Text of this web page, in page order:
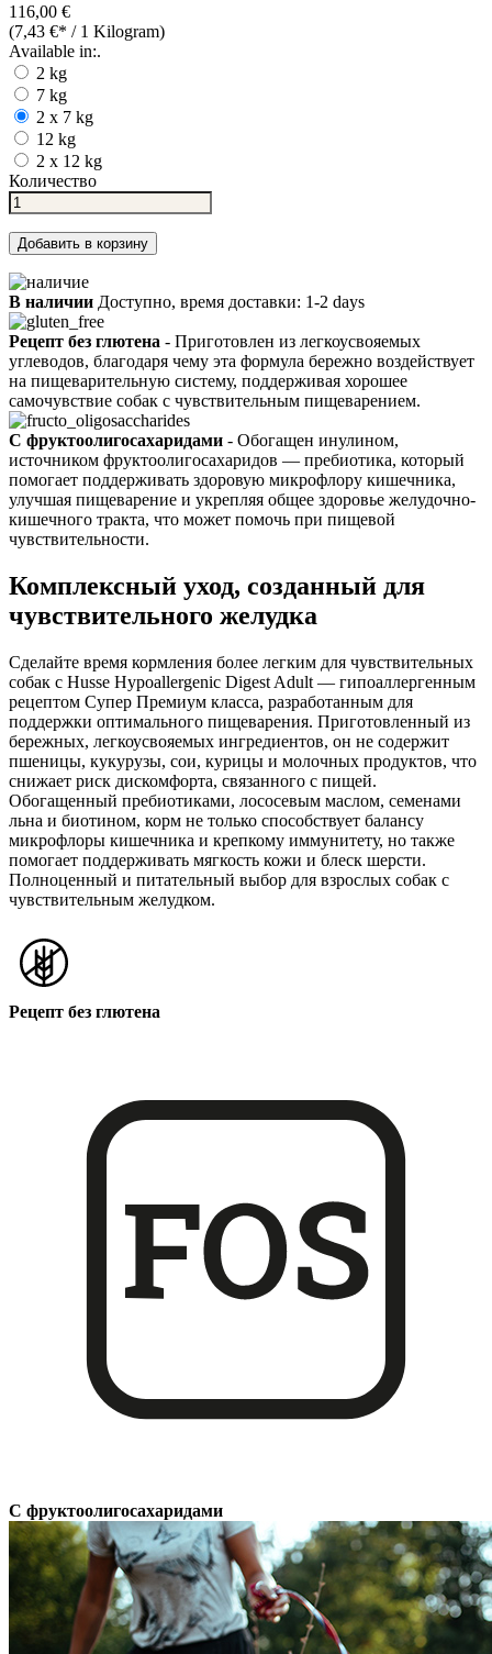
116,00 €
(7,43 €* / 1 Kilogram)
Available in:.
2 kg
7 kg
2 x 7 kg
12 kg
2 x 12 kg
Количество
Добавить в корзину
В наличии Доступно, время доставки: 1-2 days
Рецепт без глютена - Приготовлен из легкоусвояемых
углеводов, благодаря чему эта формула бережно воздействует
на пищеварительную систему, поддерживая хорошее
самочувствие собак с чувствительным пищеварением.
С фруктоолигосахаридами - Обогащен инулином,
источником фруктоолигосахаридов — пребиотика, который
помогает поддерживать здоровую микрофлору кишечника,
улучшая пищеварение и укрепляя общее здоровье желудочно-
кишечного тракта, что может помочь при пищевой
чувствительности.
Комплексный уход, созданный для
чувствительного желудка
Сделайте время кормления более легким для чувствительных
собак с Husse Hypoallergenic Digest Adult — гипоаллергенным
рецептом Супер Премиум класса, разработанным для
поддержки оптимального пищеварения. Приготовленный из
бережных, легкоусвояемых ингредиентов, он не содержит
пшеницы, кукурузы, сои, курицы и молочных продуктов, что
снижает риск дискомфорта, связанного с пищей.
Обогащенный пребиотиками, лососевым маслом, семенами
льна и биотином, корм не только способствует балансу
микрофлоры кишечника и крепкому иммунитету, но также
помогает поддерживать мягкость кожи и блеск шерсти.
Полноценный и питательный выбор для взрослых собак с
чувствительным желудком.
Рецепт без глютена
С фруктоолигосахаридами